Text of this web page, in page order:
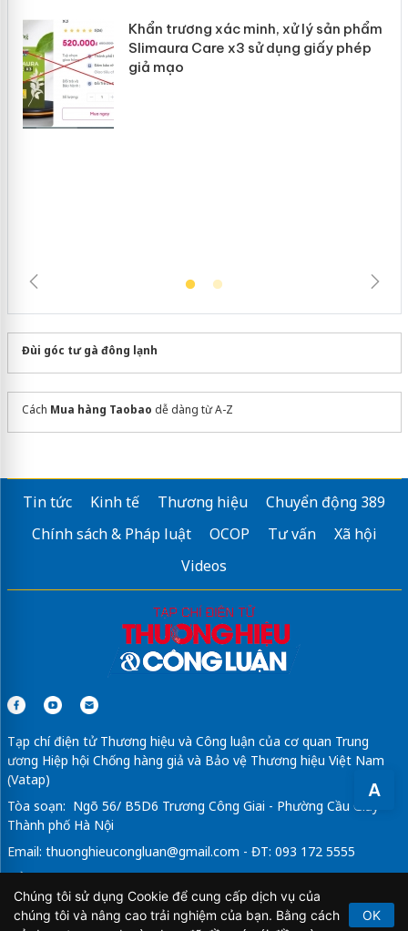
A
Bảo vệ thương hiệu từ gốc: Đừng để
“mất bò mới lo làm chuồng”
Đùi góc tư gà đông lạnh
Cách Mua hàng Taobao dễ dàng từ A-Z
Tin tức Kinh tế Thương hiệu
Chuyển động 389
Chính sách & Pháp luật
OCOP Tư vấn
Xã hội
Videos
Tạp chí điện tử Thương hiệu và Công luận của cơ quan Trung
ương Hiệp hội Chống hàng giả và Bảo vệ Thương hiệu Việt Nam
(Vatap)
Tòa soạn: Ngõ 56/ B5D6 Trương Công Giai - Phường Cầu Giấy -
Thành phố Hà Nội
Email: thuonghieucongluan@gmail.com - ĐT: 093 172 5555
Tổng Biên Tập: Vũ Đức Thuận
Giấy phép hoạt động báo chí điện tử số 64/GP-BTTTT do Bộ
Thông tin và Truyền thông cấp ngày 21/2/2020.
Chúng tôi sử dụng Cookie để cung cấp dịch vụ của
chúng tôi và nâng cao trải nghiệm của bạn. Bằng cách
OK